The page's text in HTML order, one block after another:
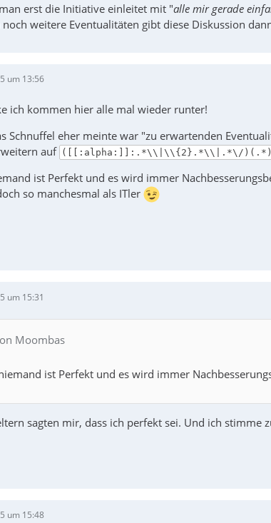
erst die Initiative einleitet mit "alle mir gerade
noch weitere Eventualitäten gibt diese Diskussion
um 13:56
ich kommen hier alle mal wieder runter!
Schnuffel eher meinte war "zu erwartenden
auf ([[:alpha:]]:.*\\|\\{2}.*\\|.*\/
ist Perfekt und es wird immer
so manchesmal als ITler
um 15:31
Moombas
ist Perfekt und es wird immer
sagten mir, dass ich perfekt sei. Und ich
um 15:48